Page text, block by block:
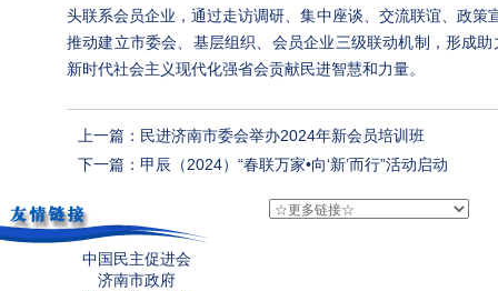
头联系会员企业，通过走访调研、集中座谈、交流联谊、政
推动建立市委会、基层组织、会员企业三级联动机制，形成
新时代社会主义现代化强省会贡献民进智慧和力量。
上一篇：民进济南市委会举办2024年新会员培训班
下一篇：甲辰（2024）“春联万家•向‘新’而行”活动启动
中国民主促进会
济南市政府